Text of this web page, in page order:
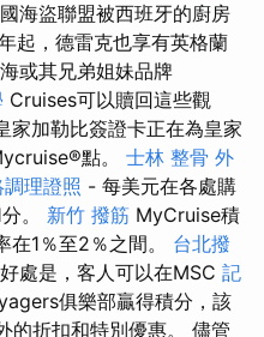
海盜聯盟被西班牙的廚房
起，德雷克也享有英格蘭
或其兄弟姐妹品牌
Cruises可以贖回這些觀
家加勒比簽證卡正在為皇家
點。 士林 整骨 外
理證照 - 每美元在各處購
。 新竹 撥筋 MyCruise積
在1％至2％之間。 台北撥
處是，客人可以在MSC 記
俱樂部贏得積分，該
的折扣和特別優惠。 儘管